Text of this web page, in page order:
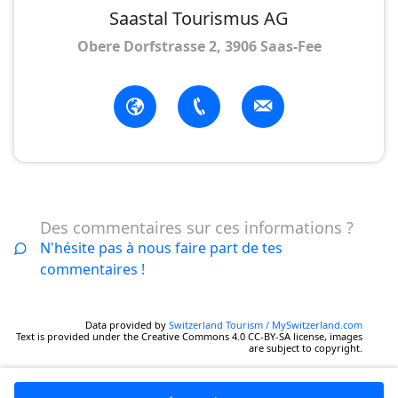
Saastal Tourismus AG
Obere Dorfstrasse 2, 3906 Saas-Fee
Des commentaires sur ces informations ?
N'hésite pas à nous faire part de tes
commentaires !
Data provided by Switzerland Tourism / MySwitzerland.com
Text is provided under the Creative Commons 4.0 CC-BY-SA license, images
are subject to copyright.